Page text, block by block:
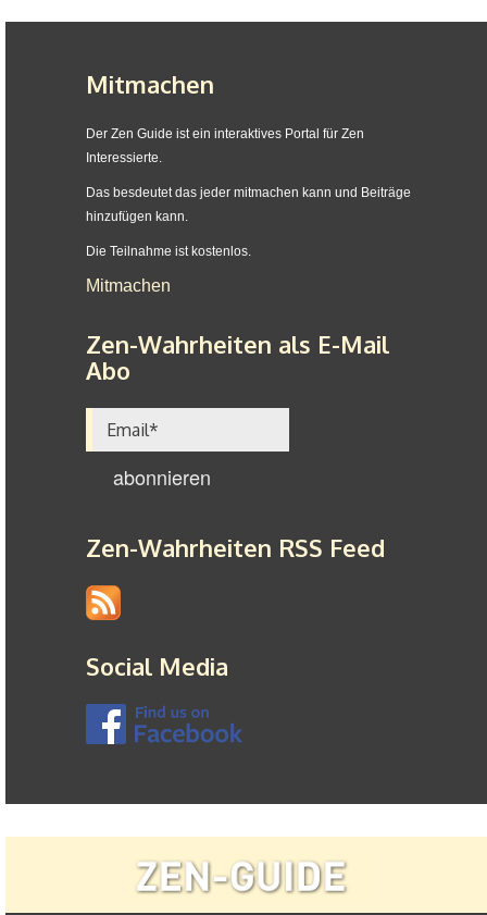
Mitmachen
Der Zen Guide ist ein interaktives Portal für Zen
Interessierte.
Das besdeutet das jeder mitmachen kann und Beiträge
hinzufügen kann.
Die Teilnahme ist kostenlos.
Mitmachen
Zen-Wahrheiten als E-Mail
Abo
Zen-Wahrheiten RSS Feed
Social Media